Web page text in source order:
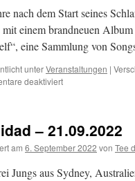
nach dem Start seines
mit einem brandneuen
eine Sammlung von
unterVeranstaltungen |
deaktiviertfür
um
20
Uhr
– 21.09.2022
am 6. September 2022 von Tee
Jungs aus Sydney,